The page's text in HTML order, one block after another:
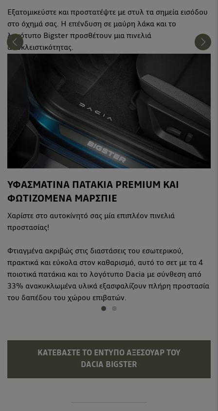
Εξατομικεύστε και προστατέψτε με στυλ τα σημεία εισόδου
στο όχημά σας. Η επένδυση σε μαύρη λάκα και το
λογότυπο Bigster προσθέτουν μια πινελιά
αποκλειστικότητας.
ΥΦΑΣΜΑΤΙΝΑ ΠΑΤΑΚΙΑ PREMIUM ΚΑΙ
ΦΩΤΙΖΟΜΕΝΑ ΜΑΡΣΠΙΕ
Χαρίστε στο αυτοκίνητό σας μία επιπλέον πινελιά
προστασίας!
Φτιαγμένα ακριβώς στις διαστάσεις του εσωτερικού,
πρακτικά και εύκολα στον καθαρισμό, αυτό το σετ με τα 4
ποιοτικά πατάκια και το λογότυπο Dacia με σύνθεση από
33% ανακυκλωμένα υλικά εξασφαλίζουν πλήρη προστασία
του δαπέδου του χώρου επιβατών.
ΚΑΤΕΒΆΣΤΕ ΤΟ ΈΝΤΥΠΟ ΑΞΕΣΟΥΆΡ ΤΟΥ
DACIA BIGSTER